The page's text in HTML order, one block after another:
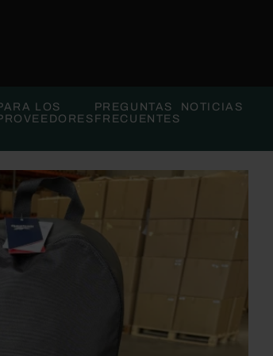
LOS
PREGUNTAS
FRECUENTES
NOTICIAS